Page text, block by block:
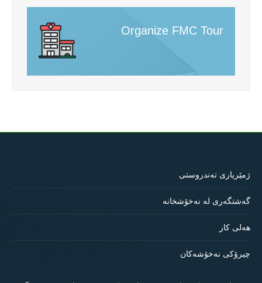
Organize FMC Tour
ژمێریاری تەندروستی
گەشتگەری لە نەخۆشخانە
هەلی کار
چیرۆکی نەخۆشەکان